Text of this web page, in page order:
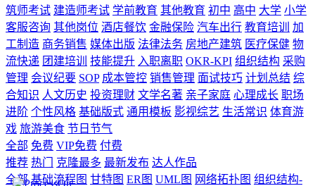
筑师考试 建造师考试 学前教育 其他教育 初中 高中 大学 小学
客服咨询 其他岗位 酒店餐饮 金融保险 汽车出行 教育培训
加
工制造 商务销售 媒体出版 法律法务 房地产建筑 医疗保健 物
流快递 团建培训 技能提升 入职离职 OKR-KPI 组织结构 采购
管理 会议纪要 SOP 成本管控 销售管理 面试技巧 计划总结 综
合知识 人文历史 投资理财 文学名著 亲子家庭 心理成长 职场
进阶 个性风格 基础版式 通用模板 影视综艺 生活常识 体育游
戏 旅游美食 节日节气
全部 免费 VIP免费 付费
推荐 热门 克隆最多 最新发布 达人作品
全部 基础流程图 甘特图 ER图 UML图 网络拓扑图 组织结构-